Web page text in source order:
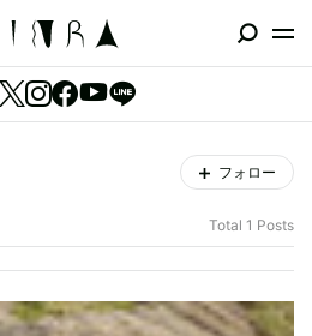
フォロー
Total 1 Posts